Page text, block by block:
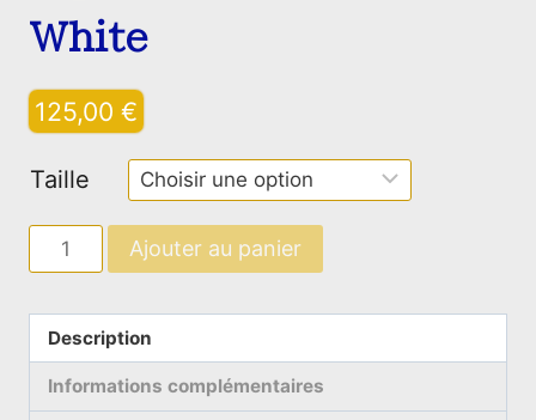
White
125,00 €
Taille
quantité
de
en
tulle
Ajouter au panier
Description
Informations complémentaires